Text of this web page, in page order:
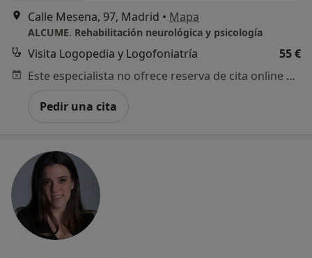
Calle Mesena, 97, Madrid • Mapa
ALCUME. Rehabilitación neurológica y psicología
Visita Logopedia y Logofoniatría
55 €
Este especialista no ofrece reserva de cita online en esta dirección.
Pedir una cita